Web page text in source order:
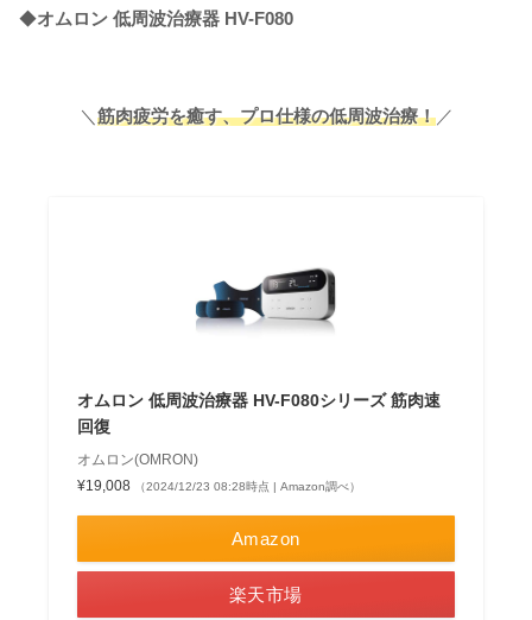
◆オムロン 低周波治療器 HV-F080
＼ 筋肉疲労を癒す、プロ仕様の低周波治療！／
オムロン 低周波治療器 HV-F080シリーズ 筋肉速
回復
オムロン(OMRON)
¥19,008
（2024/12/23 08:28時点 | Amazon調べ）
Amazon
楽天市場